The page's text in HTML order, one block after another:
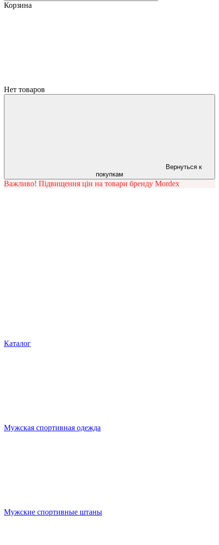
Корзина
Нет товаров
Вернуться к
покупкам
Важливо! Підвищення цін на товари бренду Mordex
Каталог
Мужская спортивная одежда
Мужские спортивные штаны